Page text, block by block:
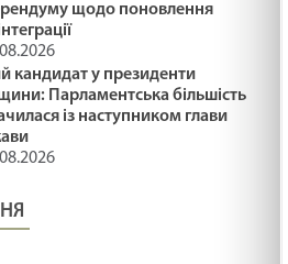
ЗЛО /1477/ Майтеся файно
/1476/ Майтеся файно
/1475/ Майтеся файно
щодо поновлення
кандидат у президенти
Парламентська більшість
із наступником глави